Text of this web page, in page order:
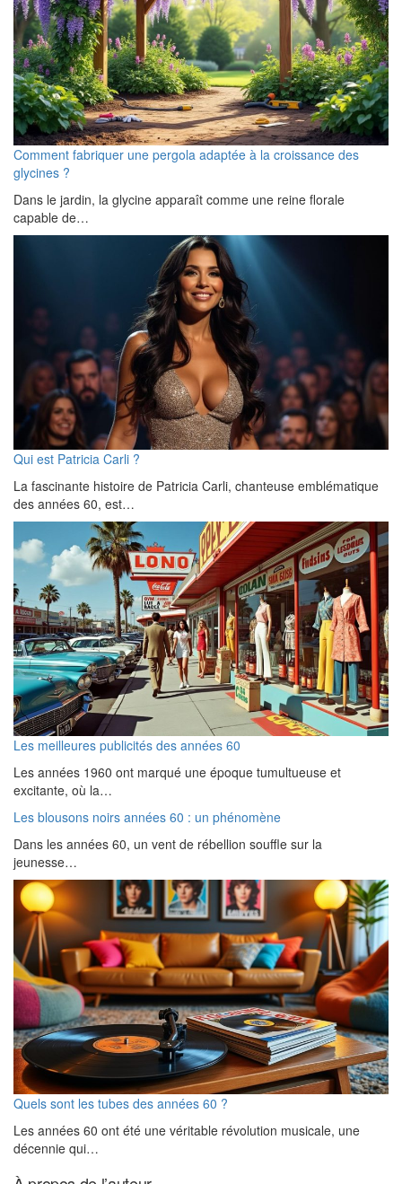
Comment fabriquer une pergola adaptée à la croissance des
glycines ?
Dans le jardin, la glycine apparaît comme une reine florale
capable de…
Qui est Patricia Carli ?
La fascinante histoire de Patricia Carli, chanteuse emblématique
des années 60, est…
Les meilleures publicités des années 60
Les années 1960 ont marqué une époque tumultueuse et
excitante, où la…
Les blousons noirs années 60 : un phénomène
Dans les années 60, un vent de rébellion souffle sur la
jeunesse…
Quels sont les tubes des années 60 ?
Les années 60 ont été une véritable révolution musicale, une
décennie qui…